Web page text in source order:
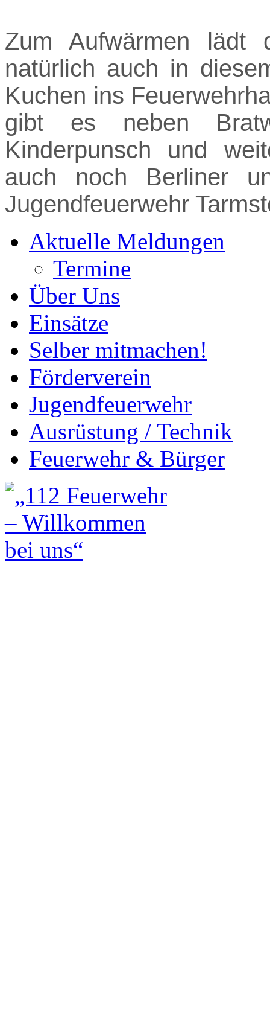
Zum Aufwärmen lädt
natürlich auch in
Kuchen ins
gibt es neben
Kinderpunsch und
auch noch Berliner
Jugendfeuerwehr
Aktuelle Meldungen
Termine
Über Uns
Einsätze
Selber mitmachen!
Förderverein
Jugendfeuerwehr
Ausrüstung / Technik
Feuerwehr & Bürger